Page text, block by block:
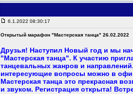
6.1.2022 08:30:17
Открытый марафон "Мастерская танца" 26.02.2022
Друзья! Наступил Новый год и мы
"Мастерская танца". К участию
танцевальных жанров и
интересующие вопросы можно в
Мастерская танца это прекрасная
и звуком. Регистрация открыта!